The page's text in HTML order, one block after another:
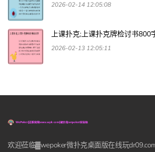
2026-02-14 12:05:08
上课扑克;上课扑克牌检讨书800
2026-02-13 12:05:11
欢迎莅临▓wepoker微扑克桌面版在线玩